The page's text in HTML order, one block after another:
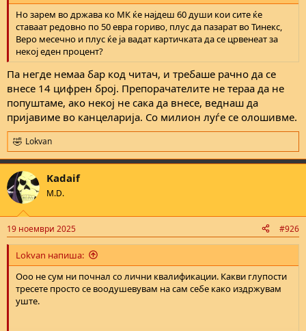
Но зарем во држава ко МК ќе најдеш 60 души кои сите ќе
ставаат редовно по 50 евра гориво, плус да пазарат во Тинекс,
Веро месечно и плус ќе ја вадат картичката да се црвенеат за
некој еден процент?
Па негде немаа бар код читач, и требаше рачно да се
внесе 14 цифрен број. Препорачателите не тераа да не
попуштаме, ако некој не сака да внесе, веднаш да
пријавиме во канцеларија. Со милион луѓе се олошивме.
R
e
a
c
t
i
s
:
Lokvan
Kadaif
M.D.
19 ноември 2025 #926
Lokvan напиша:
Ооо не сум ни почнал со лични квалификации. Какви глупости
тресете просто се воодушевувам на сам себе како издржувам
уште.